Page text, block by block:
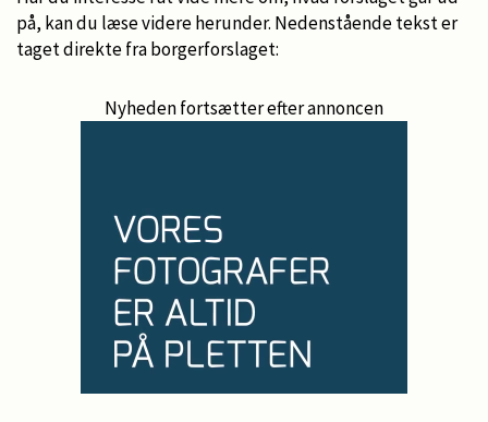
på, kan du læse videre herunder. Nedenstående tekst er
taget direkte fra borgerforslaget:
Nyheden fortsætter efter annoncen